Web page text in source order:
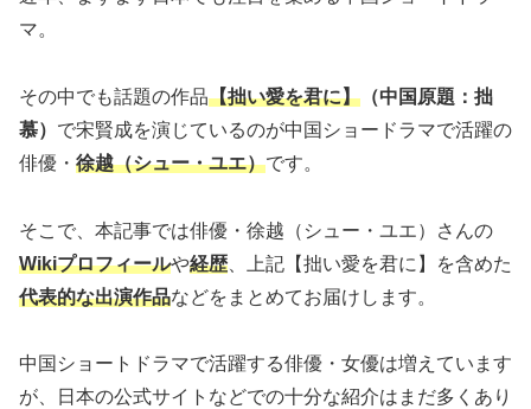
マ。
その中でも話題の作品【拙い愛を君に】 （中国原題：拙
慕） で宋賢成を演じているのが中国ショードラマで活躍の
俳優・ 徐越（シュー・ユエ）です。
そこで、本記事では俳優・徐越（シュー・ユエ）さんの
Wikiプロフィールや経歴 、上記【拙い愛を君に】を含めた
代表的な出演作品などをまとめてお届けします。
中国ショートドラマで活躍する俳優・女優は増えています
が、日本の公式サイトなどでの十分な紹介はまだ多くあり